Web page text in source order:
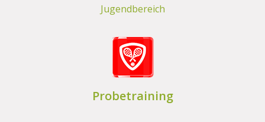
Jugendbereich
Probetraining